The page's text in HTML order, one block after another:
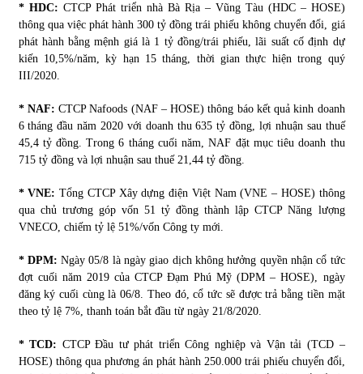
Top 10 xe bán chạy nhất tháng 9/2021
13/10/2021
* HDC: CTCP Phát triển nhà Bà Rịa – Vũng Tàu (HDC – HOSE)
thông qua việc phát hành 300 tỷ đồng trái phiếu không chuyển đổi, giá
phát hành bằng mệnh giá là 1 tỷ đồng/trái phiếu, lãi suất cố định dự
kiến 10,5%/năm, kỳ hạn 15 tháng, thời gian thực hiện trong quý
III/2020.
* NAF: CTCP Nafoods (NAF – HOSE) thông báo kết quả kinh doanh
6 tháng đầu năm 2020 với doanh thu 635 tỷ đồng, lợi nhuận sau thuế
45,4 tỷ đồng. Trong 6 tháng cuối năm, NAF đặt mục tiêu doanh thu
715 tỷ đồng và lợi nhuận sau thuế 21,44 tỷ đồng.
* VNE: Tổng CTCP Xây dựng điện Việt Nam (VNE – HOSE) thông
qua chủ trương góp vốn 51 tỷ đồng thành lập CTCP Năng lượng
VNECO, chiếm tỷ lệ 51%/vốn Công ty mới.
* DPM:Ngày 05/8 là ngày giao dịch không hưởng quyền nhận cổ tức
đợt cuối năm 2019 của CTCP Đạm Phú Mỹ (DPM – HOSE), ngày
đăng ký cuối cùng là 06/8. Theo đó, cổ tức sẽ được trả bằng tiền mặt
theo tỷ lệ 7%, thanh toán bắt đầu từ ngày 21/8/2020.
* TCD: CTCP Đầu tư phát triển Công nghiệp và Vận tải (TCD –
HOSE) thông qua phương án phát hành 250.000 trái phiếu chuyển đổi,